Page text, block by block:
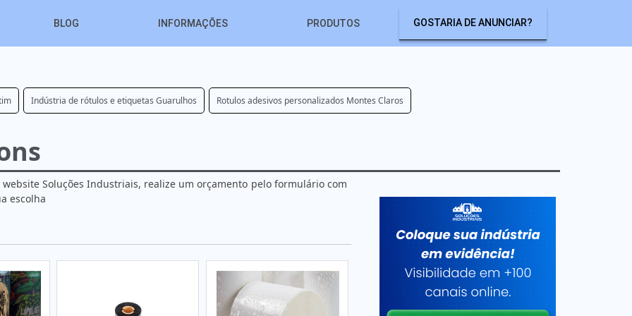
BLOG INFORMAÇÕES PRODUTOS GOSTARIA DE ANUNCIAR?
Indústria de rótulos e etiquetas Guarulhos Rotulos adesivos personalizados Montes Claros
Soluções Industriais, realize um orçamento pelo formulário com
escolha